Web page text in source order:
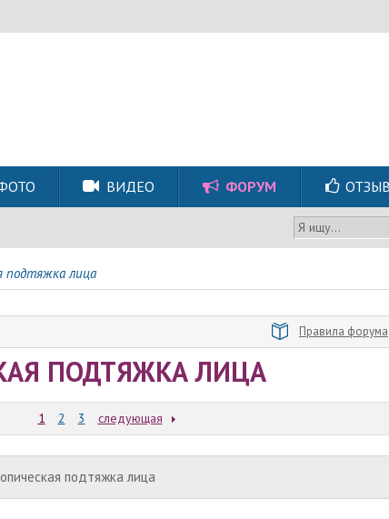
ВИДЕО ФОРУМ
Я ищу...
подтяжка лица
Правила форума
ПОДТЯЖКА ЛИЦА
1 2 3 следующая
подтяжка лица